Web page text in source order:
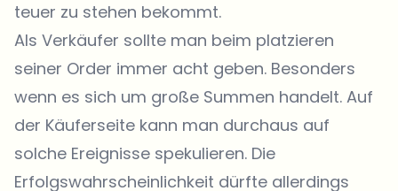
teuer zu stehen bekommt.
Als Verkäufer sollte man beim platzieren
seiner Order immer acht geben. Besonders
wenn es sich um große Summen handelt. Auf
der Käuferseite kann man durchaus auf
solche Ereignisse spekulieren. Die
Erfolgswahrscheinlichkeit dürfte allerdings